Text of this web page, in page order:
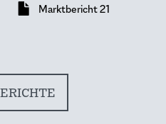
Dokument
Marktbericht 21